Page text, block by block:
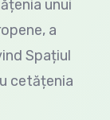
unui
a
Spațiul
cetățenia